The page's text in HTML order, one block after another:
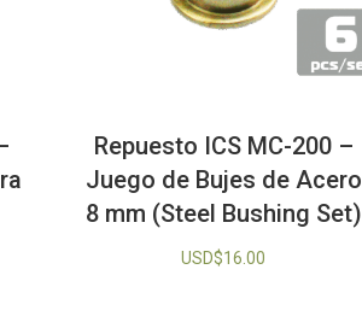
Repuesto ICS MC-200 –
Juego de Bujes de Acero
8 mm (Steel Bushing Set)
USD$16.00